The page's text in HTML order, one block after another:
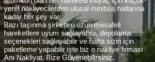
yerel nakliyecilerden ulusal minibüs hatlarına
kadar her şey var.
Bazı taşınma şirketleri uzun mesafeli
hareketlere uyum sağlayabilir, depolama
seçenekleri sağlayabilir ve hatta sizin için
paketleme yapabilir işte biz o nakliye firması
Anı Nakliyat. Bize Güvenebilirsiniz.